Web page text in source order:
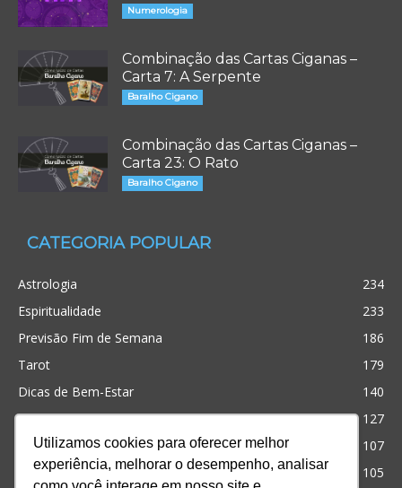
Utilizamos cookies para oferecer melhor
experiência, melhorar o desempenho, analisar
Numerologia
Combinação das Cartas Ciganas –
Carta 7: A Serpente
Baralho Cigano
Combinação das Cartas Ciganas –
Carta 23: O Rato
Baralho Cigano
CATEGORIA POPULAR
Astrologia
234
Espiritualidade
233
Previsão Fim de Semana
186
Tarot
179
Dicas de Bem-Estar
140
Cristianismo
127
Simpatias
107
Significado dos sonhos
105